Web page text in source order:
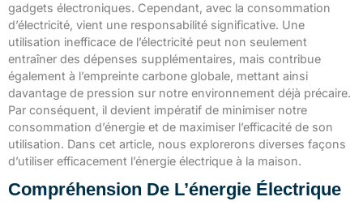
gadgets électroniques. Cependant, avec la consommation
d’électricité, vient une responsabilité significative. Une
utilisation inefficace de l’électricité peut non seulement
entraîner des dépenses supplémentaires, mais contribue
également à l’empreinte carbone globale, mettant ainsi
davantage de pression sur notre environnement déjà précaire.
Par conséquent, il devient impératif de minimiser notre
consommation d’énergie et de maximiser l’efficacité de son
utilisation. Dans cet article, nous explorerons diverses façons
d’utiliser efficacement l’énergie électrique à la maison.
Compréhension De L’énergie Électrique